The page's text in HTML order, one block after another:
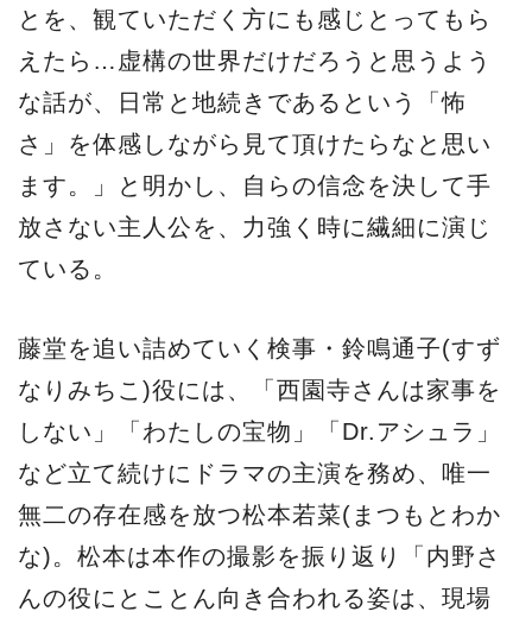
とを、観ていただく方にも感じとってもら
えたら…虚構の世界だけだろうと思うよう
な話が、日常と地続きであるという「怖
さ」を体感しながら見て頂けたらなと思い
ます。」と明かし、自らの信念を決して手
放さない主人公を、力強く時に繊細に演じ
ている。
藤堂を追い詰めていく検事・鈴鳴通子(すず
なりみちこ)役には、「西園寺さんは家事を
しない」「わたしの宝物」「Dr.アシュラ」
など立て続けにドラマの主演を務め、唯一
無二の存在感を放つ松本若菜(まつもとわか
な)。松本は本作の撮影を振り返り「内野さ
んの役にとことん向き合われる姿は、現場